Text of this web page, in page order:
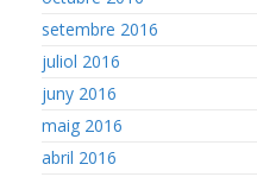
setembre 2016
juliol 2016
juny 2016
maig 2016
abril 2016